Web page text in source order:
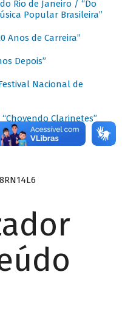
Rio de Janeiro / “Do
Popular Brasileira”
Anos de Carreira”
Depois”
Nacional de
Clarinetes”